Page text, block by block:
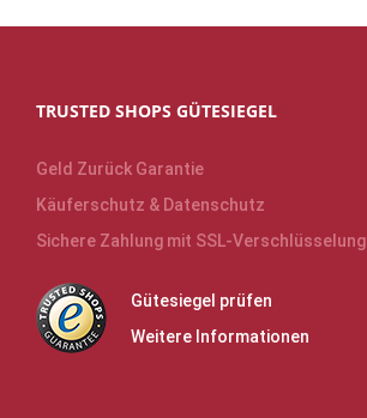
TRUSTED SHOPS GÜTESIEGEL
Geld Zurück Garantie
Käuferschutz & Datenschutz
Sichere Zahlung mit SSL-Verschlüsselung
Gütesiegel prüfen
Weitere Informationen